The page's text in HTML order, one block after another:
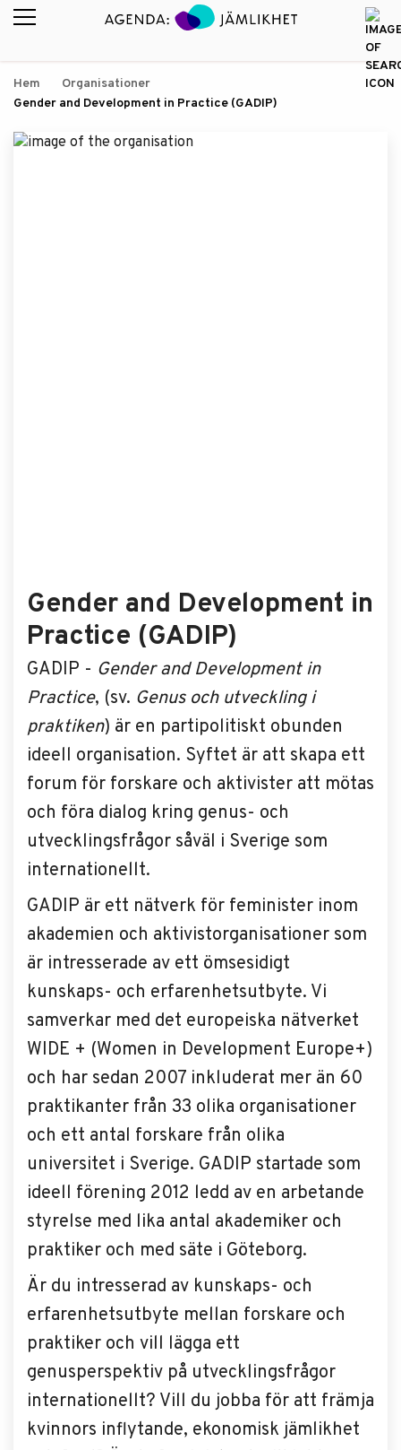
Hem
Organisationer
Gender and Development in Practice (GADIP)
Gender and Development in
Practice (GADIP)
GADIP - Gender and Development in
Practice, (sv. Genus och utveckling i
praktiken) är en partipolitiskt obunden
ideell organisation. Syftet är att skapa ett
forum för forskare och aktivister att mötas
och föra dialog kring genus- och
utvecklingsfrågor såväl i Sverige som
internationellt.
GADIP är ett nätverk för feminister inom
akademien och aktivistorganisationer som
är intresserade av ett ömsesidigt
kunskaps- och erfarenhetsutbyte. Vi
samverkar med det europeiska nätverket
WIDE + (Women in Development Europe+)
och har sedan 2007 inkluderat mer än 60
praktikanter från 33 olika organisationer
och ett antal forskare från olika
universitet i Sverige. GADIP startade som
ideell förening 2012 ledd av en arbetande
styrelse med lika antal akademiker och
praktiker och med säte i Göteborg.
Är du intresserad av kunskaps- och
erfarenhetsutbyte mellan forskare och
praktiker och vill lägga ett
genusperspektiv på utvecklingsfrågor
internationellt? Vill du jobba för att främja
kvinnors inflytande, ekonomisk jämlikhet